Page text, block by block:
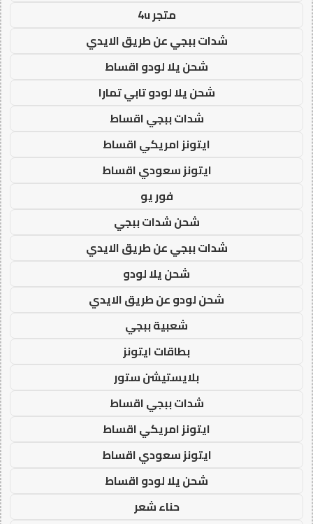
متجر 4u
شدات ببجي عن طريق الايدي
شحن يلا لودو اقساط
شحن يلا لودو تابي تمارا
شدات ببجي اقساط
ايتونز امريكي اقساط
ايتونز سعودي اقساط
فور يو
شحن شدات ببجي
شدات ببجي عن طريق الايدي
شحن يلا لودو
شحن لودو عن طريق الايدي
شعبية ببجي
بطاقات ايتونز
بلايستيشن ستور
شدات ببجي اقساط
ايتونز امريكي اقساط
ايتونز سعودي اقساط
شحن يلا لودو اقساط
حناء شعر